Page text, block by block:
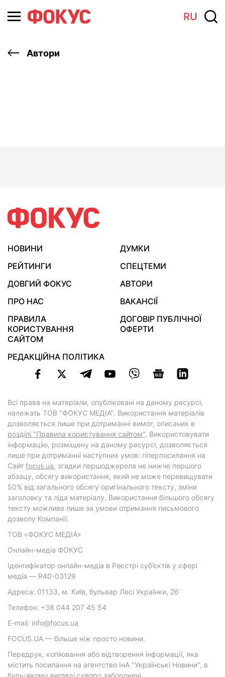
RU
Автори
НОВИНИ
ДУМКИ
РЕЙТИНГИ
СПЕЦТЕМИ
ДОВГИЙ ФОКУС
АВТОРИ
ПРО НАС
ВАКАНСІЇ
ПРАВИЛА
КОРИСТУВАННЯ
САЙТОМ
ДОГОВІР ПУБЛІЧНОЇ
ОФЕРТИ
РЕДАКЦІЙНА ПОЛІТИКА
Всі права на матеріали, опубліковані на даному ресурсі,
належать ТОВ "ФОКУС МЕДІА". Використання матеріалів
дозволяється лише при дотриманні вимог, описаних в
розділі "Правила користування сайтом". Використовувати
інформацію, розміщену на даному ресурсі, дозволяється
лише при дотриманні наступних умов: гіперпосилання на
Cайт focus.ua, згадки першоджерела не нижче першого
абзацу, обсягу використання, який не може перевищувати
50% від загального обсягу оригінального тексту, зміни
заголовку та ліда матеріалу. Використання більшого обсягу
тексту можливе лише за умови отримання письмового
дозволу Компанії.
ТОВ «ФОКУС МЕДІА»
Онлайн-медіа ФОКУС
Ідентифікатор онлайн-медіа в Реєстрі суб’єктів у сфері
медіа — R40-03129
Адреса: 01133, м. Київ, бульвар Лесі Українки, 26
Телефон: +38 044 207 45 54
E-mail: info@focus.ua
FOCUS.UA — більше ніж просто новини.
Передрук, копіювання або відтворення інформації, яка
містить посилання на агентство ІнА "Українські Новини", в
будь-якому вигляді суворо заборонені.